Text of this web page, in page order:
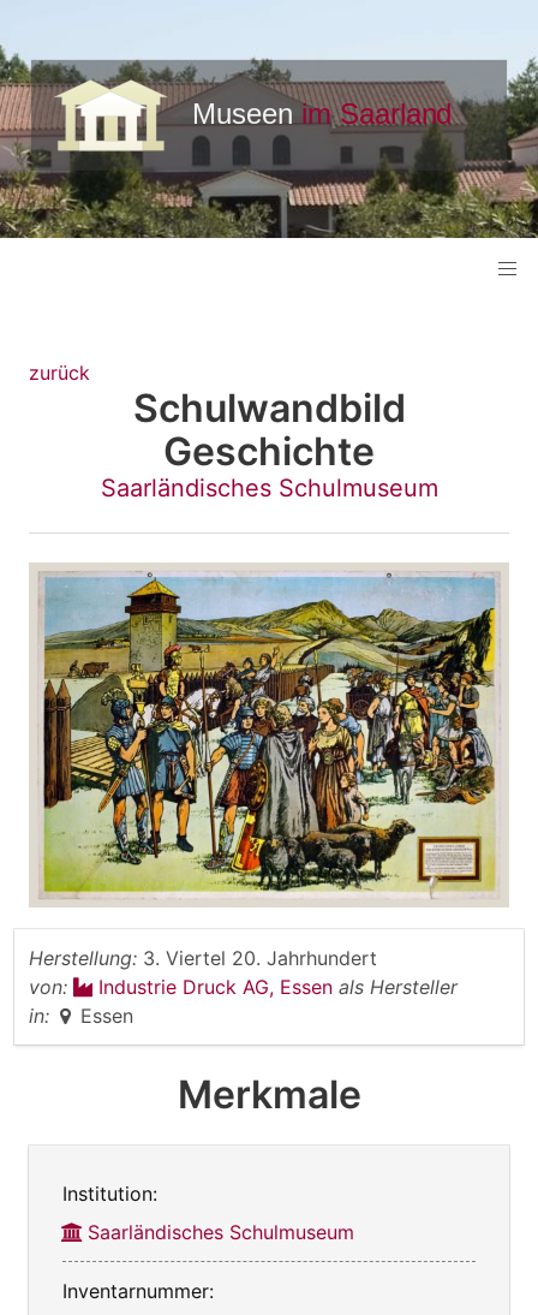
zurück
Schulwandbild
Geschichte
Saarländisches Schulmuseum
Herstellung: 3. Viertel 20. Jahrhundert
von:
Industrie Druck AG, Essen als Hersteller
in:
Essen
Merkmale
Institution:
Saarländisches Schulmuseum
Inventarnummer: